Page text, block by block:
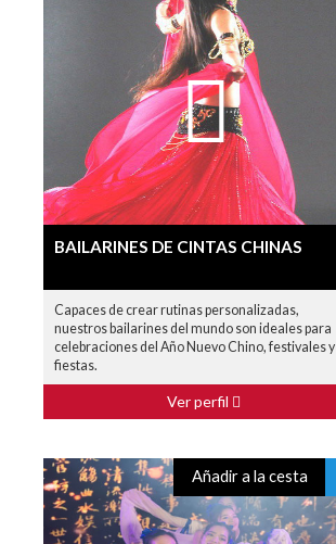
BAILARINES DE CINTAS CHINAS
Capaces de crear rutinas personalizadas,
nuestros bailarines del mundo son ideales para
celebraciones del Año Nuevo Chino, festivales y
fiestas.
Ver perfil
Añadir a la cesta